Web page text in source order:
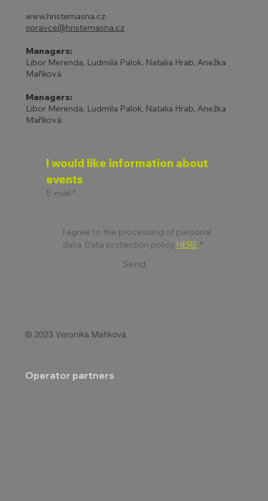
www.hristemasna.cz
spravce@hristemasna.cz
Managers:
Libor Merenda, Ludmila Palok, Natalia Hrab, Anežka
Maříková
Managers:
Libor Merenda, Ludmila Palok, Natalia Hrab, Anežka
Maříková
I would like information about
events
E-mail *
I agree to the processing of personal
data. Data protection policy HERE *
Send
© 2023 Veronika Maříková
Operator partners